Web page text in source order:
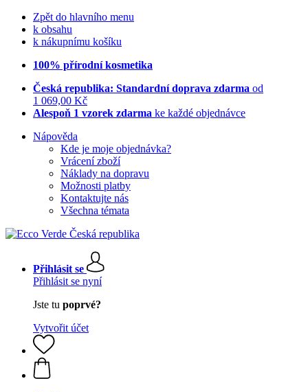
Zpět do hlavního menu
k obsahu
k nákupnímu košíku
100% přírodní kosmetika
Česká republika: Standardní doprava zdarma od
1 069,00 Kč
Alespoň 1 vzorek zdarma ke každé objednávce
Nápověda
Kde je moje objednávka?
Vrácení zboží
Náklady na dopravu
Možnosti platby
Kontaktujte nás
Všechna témata
Přihlásit se
Přihlásit se nyní
Jste tu poprvé?
Vytvořit účet